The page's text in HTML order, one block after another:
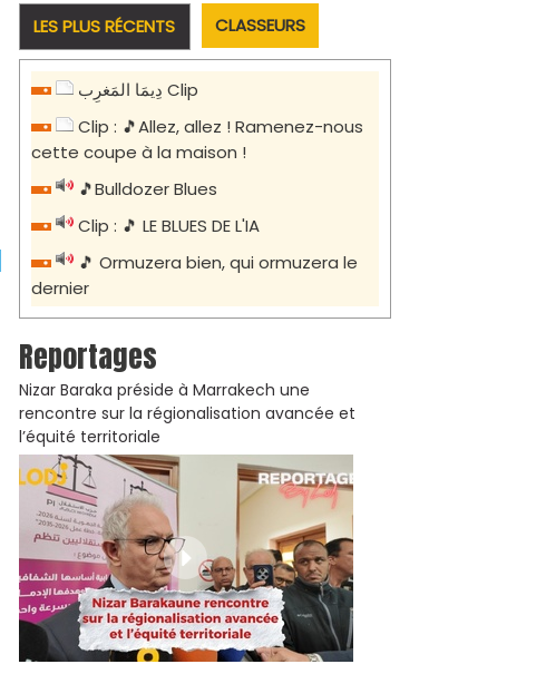
LES PLUS RÉCENTS CLASSEURS
دِيمَا المَغرِب Clip
Clip : 🎵Allez, allez ! Ramenez-nous
cette coupe à la maison !
🎵Bulldozer Blues
Clip : 🎵 LE BLUES DE L'IA
🎵 Ormuzera bien, qui ormuzera le
dernier
Reportages
Nizar Baraka préside à Marrakech une
rencontre sur la régionalisation avancée et
l’équité territoriale